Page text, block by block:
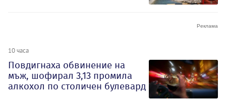
10 часа
Повдигнаха обвинение на
мъж, шофирал 3,13 промила
алкохол по столичен булевард